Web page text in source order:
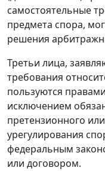
самостоятельные
предмета спора,
решения
Третьи лица,
требования
пользуются
исключением
претензионного
урегулирования
федеральным
или договором.